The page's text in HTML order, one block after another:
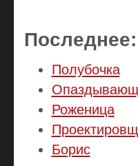
Последнее:
Полубочка
Роженица
Борис